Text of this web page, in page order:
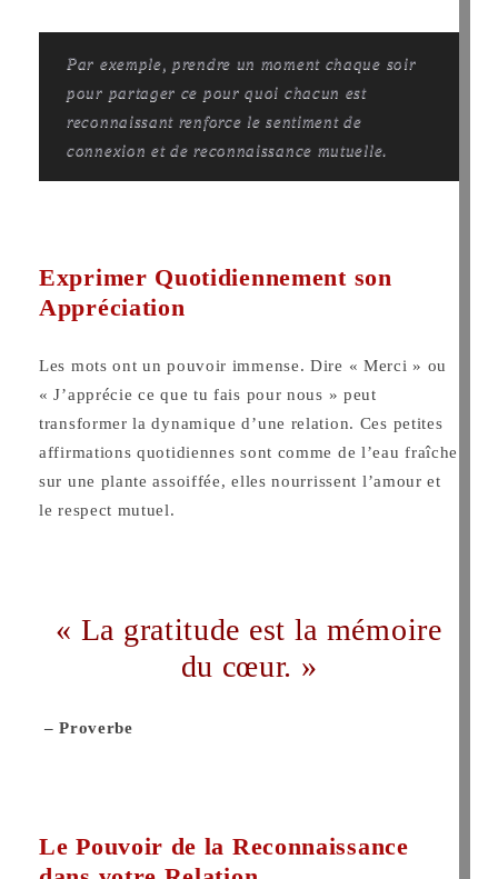
Par exemple, prendre un moment chaque soir
pour partager ce pour quoi chacun est
reconnaissant renforce le sentiment de
connexion et de reconnaissance mutuelle.
Exprimer Quotidiennement son
Appréciation
Les mots ont un pouvoir immense. Dire « Merci » ou
« J’apprécie ce que tu fais pour nous » peut
transformer la dynamique d’une relation. Ces petites
affirmations quotidiennes sont comme de l’eau fraîche
sur une plante assoiffée, elles nourrissent l’amour et
le respect mutuel.
« La gratitude est la mémoire
du cœur. »
– Proverbe
Le Pouvoir de la Reconnaissance